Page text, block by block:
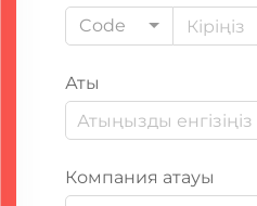
Code
Аты
Компания атауы